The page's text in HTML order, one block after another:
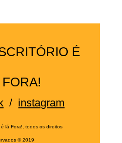
É
FORA!
/ instagram
é lá Fora!, todos os direitos
©2019